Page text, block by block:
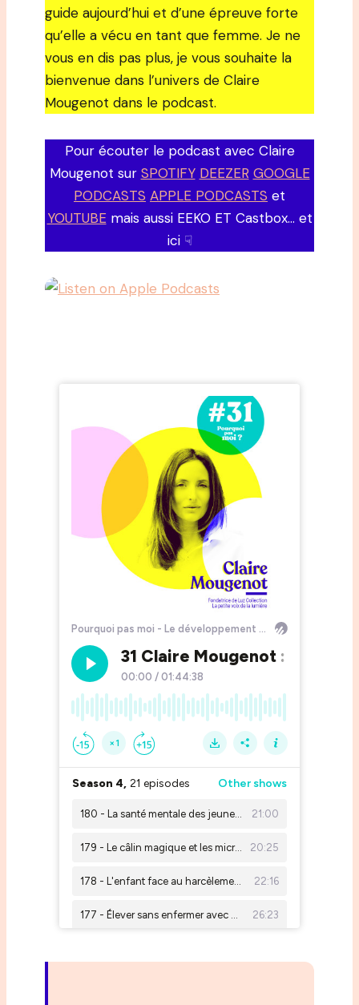
guide aujourd’hui et d’une épreuve forte
qu’elle a vécu en tant que femme. Je ne
vous en dis pas plus, je vous souhaite la
bienvenue dans l’univers de Claire
Mougenot dans le podcast.
Pour écouter le podcast avec Claire
Mougenot sur SPOTIFY DEEZER GOOGLE
PODCASTS APPLE PODCASTS et
YOUTUBE mais aussi EEKO ET Castbox… et
ici ☟